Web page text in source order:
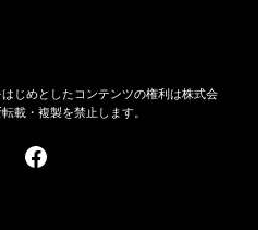
じめとしたコンテンツの権利は株式会
載・複製を禁止します。